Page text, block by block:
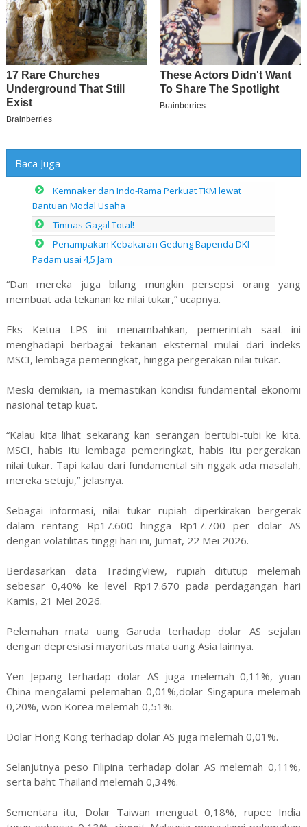
Baca Juga
Kemnaker dan Indo-Rama Perkuat TKM lewat
Bantuan Modal Usaha
Timnas Gagal Total!
Penampakan Kebakaran Gedung Bapenda DKI
Padam usai 4,5 Jam
“Dan mereka juga bilang mungkin persepsi orang yang
membuat ada tekanan ke nilai tukar,” ucapnya.
Eks Ketua LPS ini menambahkan, pemerintah saat ini
menghadapi berbagai tekanan eksternal mulai dari indeks
MSCI, lembaga pemeringkat, hingga pergerakan nilai tukar.
Meski demikian, ia memastikan kondisi fundamental ekonomi
nasional tetap kuat.
“Kalau kita lihat sekarang kan serangan bertubi-tubi ke kita.
MSCI, habis itu lembaga pemeringkat, habis itu pergerakan
nilai tukar. Tapi kalau dari fundamental sih nggak ada masalah,
mereka setuju,” jelasnya.
Sebagai informasi, nilai tukar rupiah diperkirakan bergerak
dalam rentang Rp17.600 hingga Rp17.700 per dolar AS
dengan volatilitas tinggi hari ini, Jumat, 22 Mei 2026.
Berdasarkan data TradingView, rupiah ditutup melemah
sebesar 0,40% ke level Rp17.670 pada perdagangan hari
Kamis, 21 Mei 2026.
Pelemahan mata uang Garuda terhadap dolar AS sejalan
dengan depresiasi mayoritas mata uang Asia lainnya.
Yen Jepang terhadap dolar AS juga melemah 0,11%, yuan
China mengalami pelemahan 0,01%,dolar Singapura melemah
0,20%, won Korea melemah 0,51%.
Dolar Hong Kong terhadap dolar AS juga melemah 0,01%.
Selanjutnya peso Filipina terhadap dolar AS melemah 0,11%,
serta baht Thailand melemah 0,34%.
Sementara itu, Dolar Taiwan menguat 0,18%, rupee India